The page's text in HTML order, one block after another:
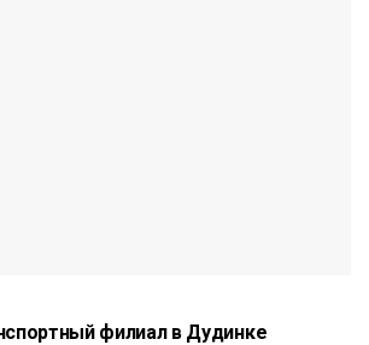
филиал в Дудинке